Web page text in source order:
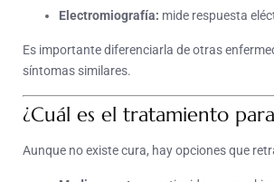
Electromiografía: mide respuesta
Es importante diferenciarla de otras
síntomas similares.
¿Cuál es el tratamiento
Aunque no existe cura, hay opciones que